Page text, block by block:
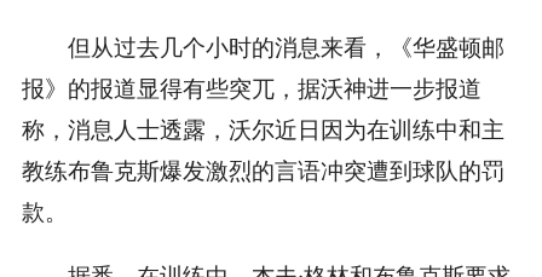
但从过去几个小时的消息来看，《华盛顿邮
报》的报道显得有些突兀，据沃神进一步报道
称，消息人士透露，沃尔近日因为在训练中和主
教练布鲁克斯爆发激烈的言语冲突遭到球队的罚
款。